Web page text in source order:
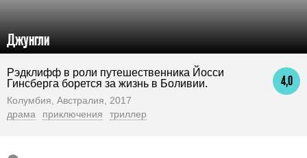
Джунгли
4,0
Рэдклифф в роли путешественника Йосси
Гинсберга борется за жизнь в Боливии.
Колумбия, Австралия, 2017
драма
приключения триллер